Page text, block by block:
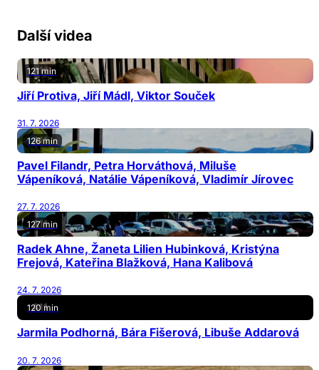
Další videa
121 min
Jiří Protiva, Jiří Mádl, Viktor Souček
31. 7. 2026
126 min
Pavel Filandr, Petra Horváthová, Miluše
Vápeníková, Natálie Vápeníková, Vladimír Jírovec
27. 7. 2026
127 min
Radek Ahne, Žaneta Lilien Hubinková, Kristýna
Frejová, Kateřina Blažková, Hana Kalibová
24. 7. 2026
120 min
Jarmila Podhorná, Bára Fišerová, Libuše Addarová
20. 7. 2026